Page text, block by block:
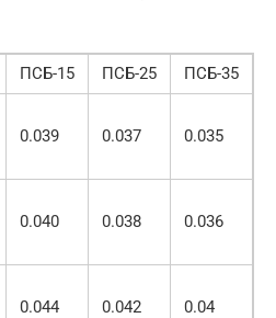
ПСБ-15 ПСБ-25
ПСБ-35
0.039 0.037 0.035
0.040 0.038 0.036
0.044 0.042 0.04